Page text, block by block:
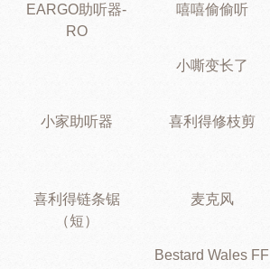
EARGO助听器-
RO
嘻嘻偷偷听
小嘶变长了
小家助听器 喜利得修枝剪
喜利得链条锯
（短）
麦克风
Bestard Wales FF